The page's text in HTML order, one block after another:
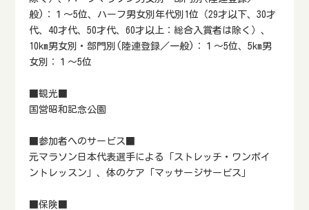
般)：１～5位、ハーフ男女別年代別1位（29才以下、30才
代、40才代、50才代、60才以上：総合入賞者は除く）、
10km男女別・部門別(陸連登録／一般)：１～5位、5km男
女別：１～5位
■観光■
国営昭和記念公園
■参加者へのサービス■
元マラソン日本代表選手による「ストレッチ・ワンポイ
ントレッスン」、体のケア「マッサージサービス」
■保険■